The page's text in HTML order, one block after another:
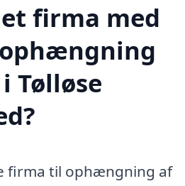
firma med
Tølløse
firma til ophængning af